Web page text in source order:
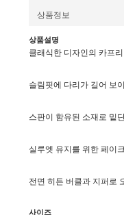
상품정보
상품설명
클래식한 디자인의 카프
슬림핏에 다리가 길어 보
스판이 함유된 소재로 밑
실루엣 유지를 위한 페이
전면 히든 버클과 지퍼로
사이즈